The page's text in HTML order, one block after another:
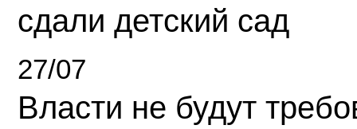
сдали детский сад
27/07
Власти не будут